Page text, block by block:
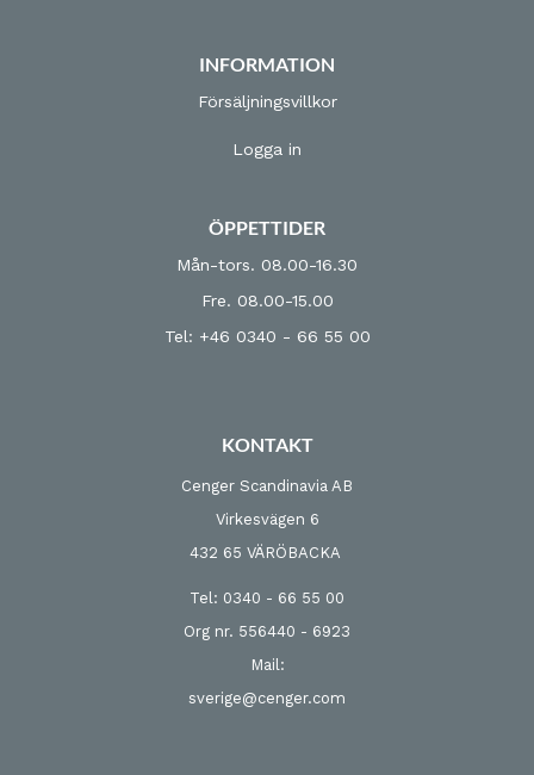
INFORMATION
Försäljningsvillkor
Logga in
ÖPPETTIDER
Mån-tors. 08.00-16.30
Fre. 08.00-15.00
Tel: +46 0340 - 66 55 00
KONTAKT
Cenger Scandinavia AB
Virkesvägen 6
432 65 VÄRÖBACKA
Tel: 0340 - 66 55 00
Org nr. 556440 - 6923
Mail:
sverige@cenger.com